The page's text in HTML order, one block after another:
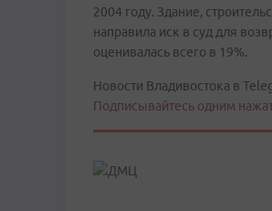
2004 году. Здание,
направила иск в суд для
оценивалась всего в 19%.
Новости Владивостока в
Подписывайтесь одним